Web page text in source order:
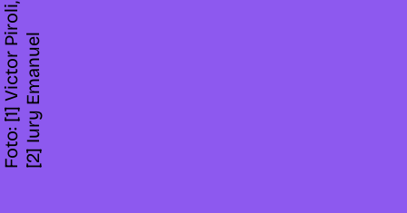
F
o
t
o
:
[
1
]
V
i
c
t
o
r
Pi
r
o
l
i
,
[
2
]
I
u
r
y
E
m
a
n
u
el